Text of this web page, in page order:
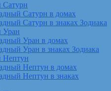
Сатурн
Сатурн в домах
Сатурн в знаках Зодиака
Уран
Уран в домах
Уран в знаках Зодиака
Нептун
Нептун в домах
Нептун в знаках